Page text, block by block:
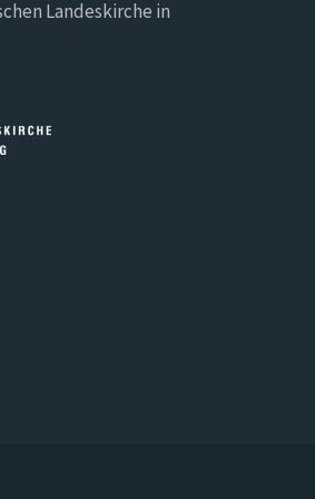
Landeskirche in